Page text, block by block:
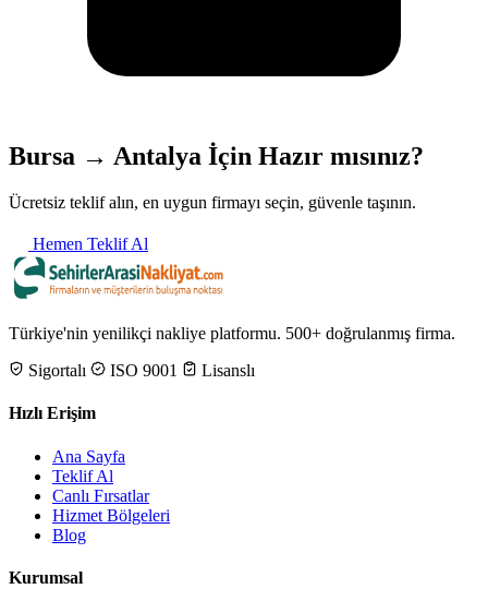
Bursa → Antalya İçin Hazır mısınız?
Ücretsiz teklif alın, en uygun firmayı seçin, güvenle taşının.
Hemen Teklif Al
Türkiye'nin yenilikçi nakliye platformu. 500+ doğrulanmış firma.
Sigortalı
ISO 9001 Lisanslı
Hızlı Erişim
Ana Sayfa
Teklif Al
Canlı Fırsatlar
Hizmet Bölgeleri
Blog
Kurumsal